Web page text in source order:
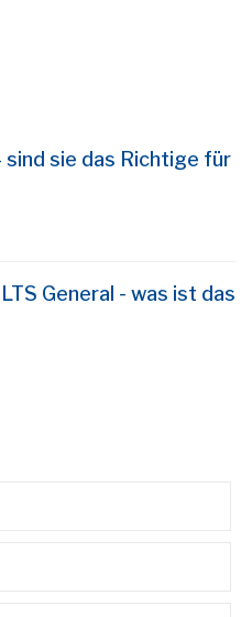
sie das Richtige für
General - was ist das